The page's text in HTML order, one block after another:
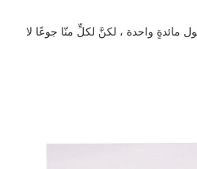
مائدةٍ واحدة ، لكنَّ لكلٍّ منّا جوعًا لا